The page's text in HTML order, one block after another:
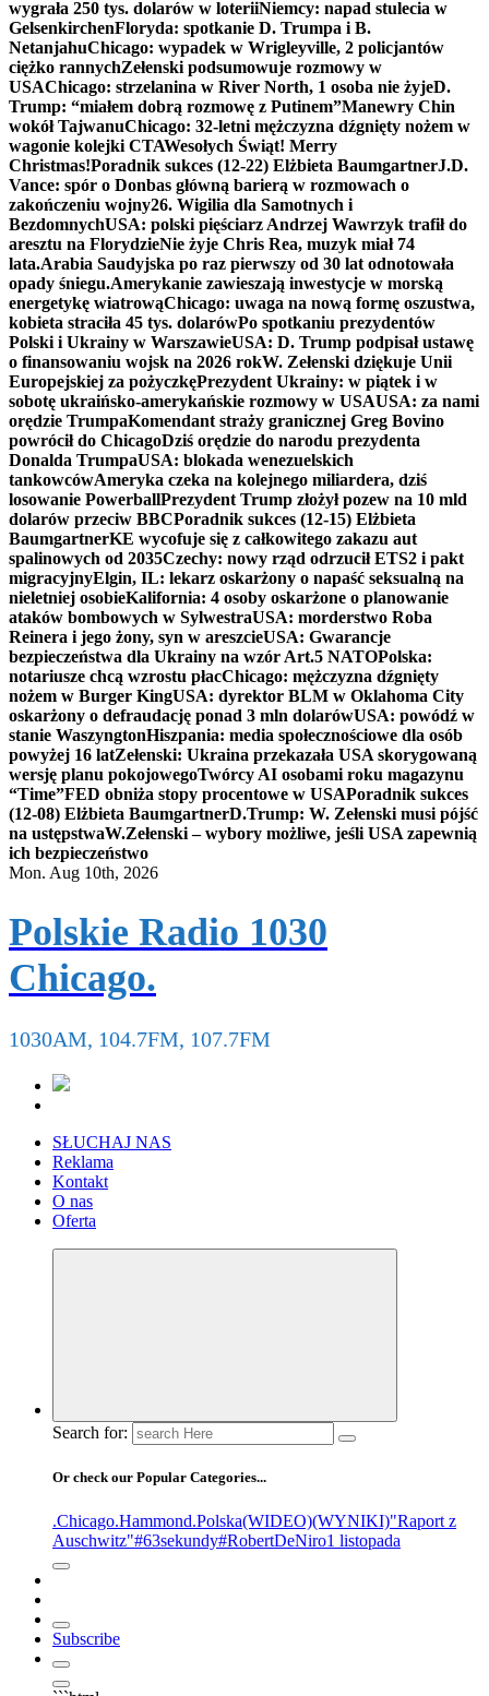
wygrała 250 tys. dolarów w loteriiNiemcy: napad stulecia w
GelsenkirchenFloryda: spotkanie D. Trumpa i B.
NetanjahuChicago: wypadek w Wrigleyville, 2 policjantów
ciężko rannychZełenski podsumowuje rozmowy w
USAChicago: strzelanina w River North, 1 osoba nie żyjeD.
Trump: “miałem dobrą rozmowę z Putinem”Manewry Chin
wokół TajwanuChicago: 32-letni mężczyzna dźgnięty nożem w
wagonie kolejki CTAWesołych Świąt! Merry
Christmas!Poradnik sukces (12-22) Elżbieta BaumgartnerJ.D.
Vance: spór o Donbas główną barierą w rozmowach o
zakończeniu wojny26. Wigilia dla Samotnych i
BezdomnychUSA: polski pięściarz Andrzej Wawrzyk trafił do
aresztu na FlorydzieNie żyje Chris Rea, muzyk miał 74
lata.Arabia Saudyjska po raz pierwszy od 30 lat odnotowała
opady śniegu.Amerykanie zawieszają inwestycje w morską
energetykę wiatrowąChicago: uwaga na nową formę oszustwa,
kobieta straciła 45 tys. dolarówPo spotkaniu prezydentów
Polski i Ukrainy w WarszawieUSA: D. Trump podpisał ustawę
o finansowaniu wojsk na 2026 rokW. Zełenski dziękuje Unii
Europejskiej za pożyczkęPrezydent Ukrainy: w piątek i w
sobotę ukraińsko-amerykańskie rozmowy w USAUSA: za nami
orędzie TrumpaKomendant straży granicznej Greg Bovino
powrócił do ChicagoDziś orędzie do narodu prezydenta
Donalda TrumpaUSA: blokada wenezuelskich
tankowcówAmeryka czeka na kolejnego miliardera, dziś
losowanie PowerballPrezydent Trump złożył pozew na 10 mld
dolarów przeciw BBCPoradnik sukces (12-15) Elżbieta
BaumgartnerKE wycofuje się z całkowitego zakazu aut
spalinowych od 2035Czechy: nowy rząd odrzucił ETS2 i pakt
migracyjnyElgin, IL: lekarz oskarżony o napaść seksualną na
nieletniej osobieKalifornia: 4 osoby oskarżone o planowanie
ataków bombowych w SylwestraUSA: morderstwo Roba
Reinera i jego żony, syn w areszcieUSA: Gwarancje
bezpieczeństwa dla Ukrainy na wzór Art.5 NATOPolska:
notariusze chcą wzrostu płacChicago: mężczyzna dźgnięty
nożem w Burger KingUSA: dyrektor BLM w Oklahoma City
oskarżony o defraudację ponad 3 mln dolarówUSA: powódź w
stanie WaszyngtonHiszpania: media społecznościowe dla osób
powyżej 16 latZełenski: Ukraina przekazała USA skorygowaną
wersję planu pokojowegoTwórcy AI osobami roku magazynu
“Time”FED obniża stopy procentowe w USAPoradnik sukces
(12-08) Elżbieta BaumgartnerD.Trump: W. Zełenski musi pójść
na ustępstwaW.Zełenski – wybory możliwe, jeśli USA zapewnią
ich bezpieczeństwo
Mon. Aug 10th, 2026
Polskie Radio 1030
Chicago.
1030AM, 104.7FM, 107.7FM
SŁUCHAJ NAS
Reklama
Kontakt
O nas
Oferta
Search for:
Or check our Popular Categories...
.Chicago.Hammond.Polska(WIDEO)(WYNIKI)"Raport z
Auschwitz"#63sekundy#RobertDeNiro1 listopada
Subscribe